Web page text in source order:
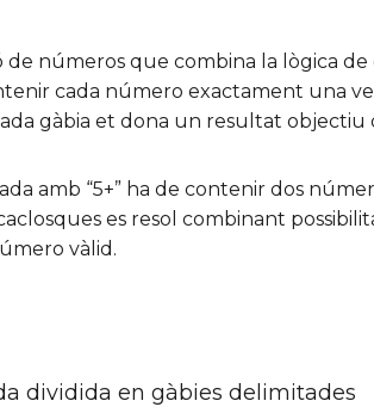
números que combina la lògica
cada número exactament una
gàbia et dona un resultat objectiu
amb “5+” ha de contenir dos
es resol combinant
vàlid.
dividida en gàbies delimitades